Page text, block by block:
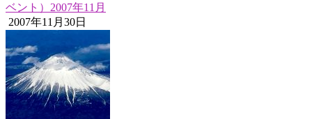
ベント）2007年11月
2007年11月30日